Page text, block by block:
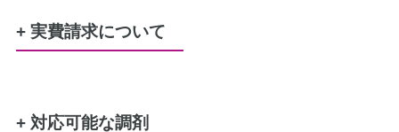
+ 実費請求について
+ 対応可能な調剤